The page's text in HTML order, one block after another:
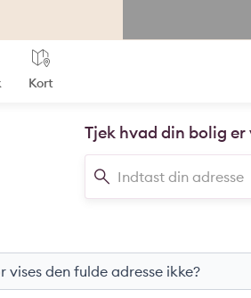
Kort
Tjek hvad din bolig
vises den fulde adresse ikke?